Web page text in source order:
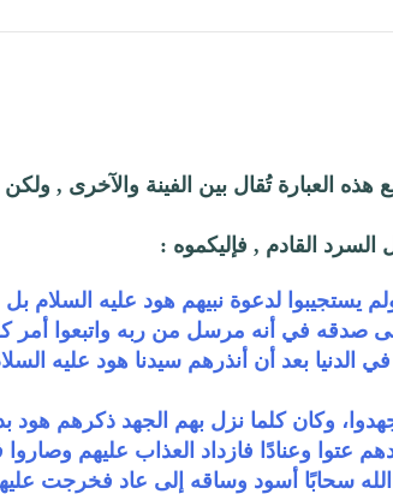
هذه العبارة تُقال بين الفينة والآخرى ,
السرد القادم , فإليكموه :
يستجيبوا لدعوة نبيهم هود عليه
على صدقه في أنه مرسل من ربه واتبعوا أمر
الدنيا بعد أن أنذرهم سيدنا هود عليه
وكان كلما نزل بهم الجهد ذكرهم هود
عتوا وعنادًا فازداد العذاب عليهم
سحابًا أسود وساقه إلى عاد فخرجت